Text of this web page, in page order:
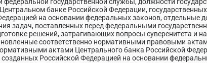
федеральной государственной службы, должности
банке Российской Федерации,
на основании федеральных законов, отдельные
задач, поставленных перед федеральными
решений, затрагивающих вопросы суверенитета
соответственно нормативными правовыми
актами Центрального банка Российской
созданных Российской Федерацией на основании